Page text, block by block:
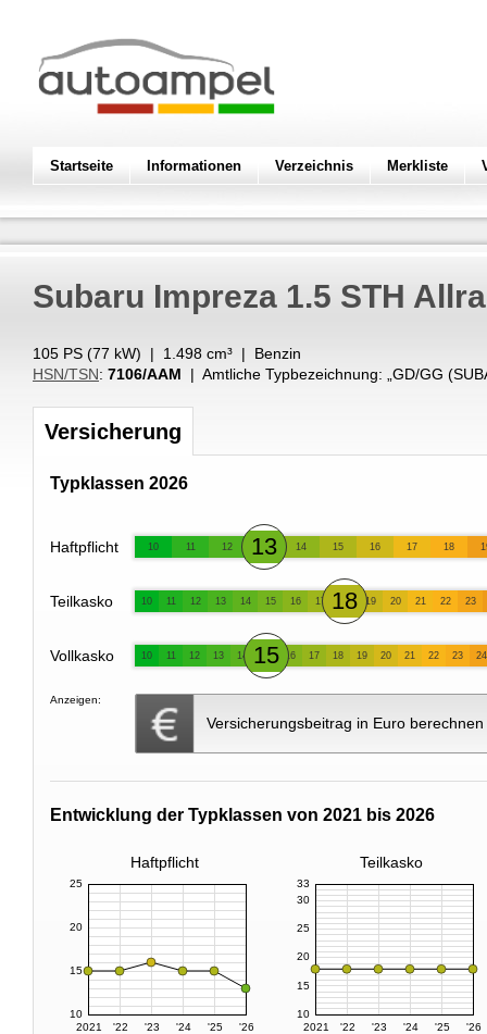
Startseite Informationen Verzeichnis Merkliste
Subaru Impreza 1.5 STH
105 PS (77 kW) | 1.498 cm³ | Benzin
HSN/TSN: 7106/AAM | Amtliche Typbezeichnung: „ GD/GG
Versicherung
Typklassen 2026
Haftpflicht 10 11 12 13 14 15 16 17 18
Teilkasko 10 11 12 13 14 15 16 17 18 19 20 21 22 23
Vollkasko 10 11 12 13 14 15 16 17 18 19 20 21 22 23 24
Anzeigen:
Versicherungsbeitrag in Euro berechnen
Entwicklung der Typklassen von 2021 bis 2026
Haftpflicht Teilkasko
2021 '22 '23 '24 '25 '26
10
15
20
25
2021 '22 '23 '24 '25 '26
10
15
20
25
30
33